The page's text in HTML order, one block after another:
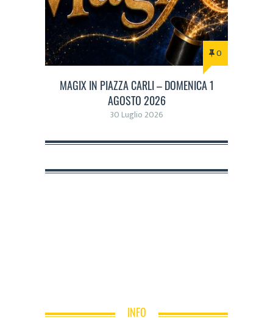
0
MAGIX IN PIAZZA CARLI – DOMENICA 1
AGOSTO 2026
30 Luglio 2026
INFO